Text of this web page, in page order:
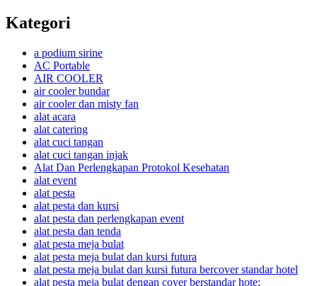
Kategori
a podium sirine
AC Portable
AIR COOLER
air cooler bundar
air cooler dan misty fan
alat acara
alat catering
alat cuci tangan
alat cuci tangan injak
Alat Dan Perlengkapan Protokol Kesehatan
alat event
alat pesta
alat pesta dan kursi
alat pesta dan perlengkapan event
alat pesta dan tenda
alat pesta meja bulat
alat pesta meja bulat dan kursi futura
alat pesta meja bulat dan kursi futura bercover standar hotel
alat pesta meja bulat dengan cover berstandar hote;